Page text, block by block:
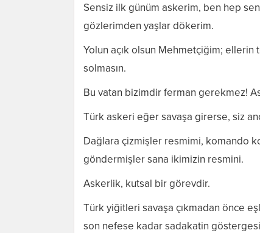
Sensiz ilk günüm askerim, ben hep
gözlerimden yaşlar dökerim.
Yolun açık olsun Mehmetçiğim;
solmasın.
Bu vatan bizimdir ferman gerekmez!
Türk askeri eğer savaşa girerse, siz
Dağlara çizmişler resmimi, komando
göndermişler sana ikimizin resmini.
Askerlik, kutsal bir görevdir.
Türk yiğitleri savaşa çıkmadan önce
son nefese kadar sadakatin